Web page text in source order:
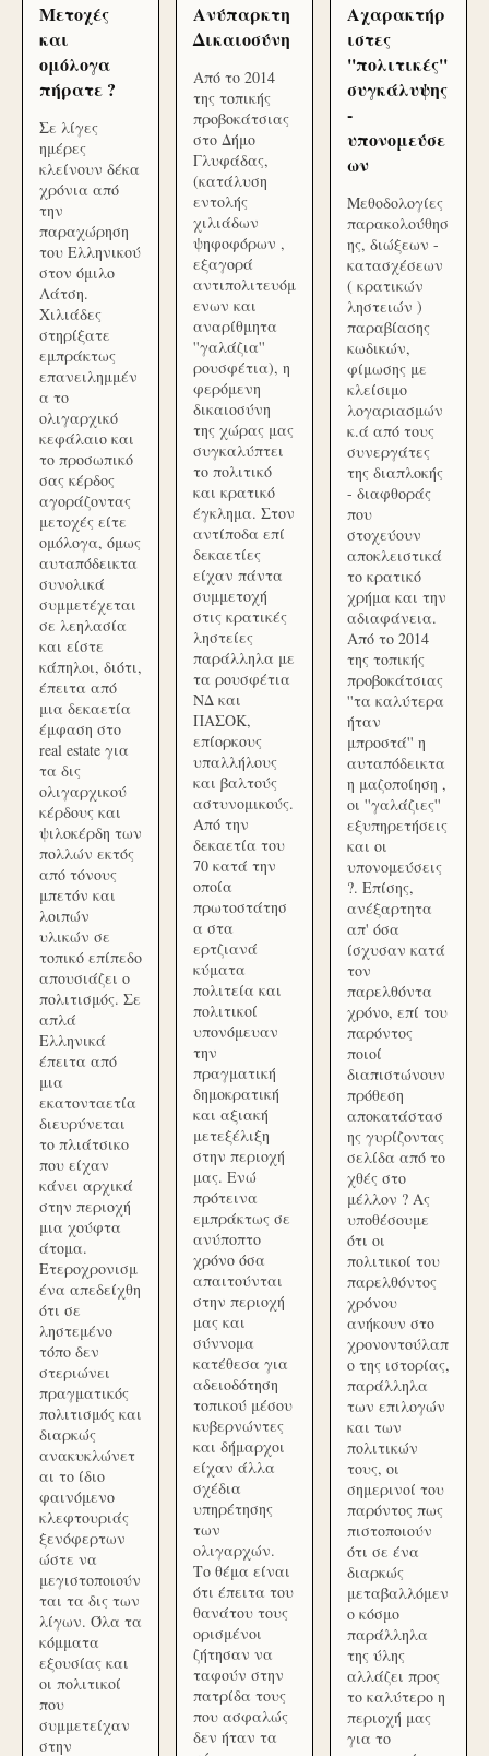
Μετοχές
και
ομόλογα
πήρατε ?
Σε λίγες
ημέρες
κλείνουν δέκα
χρόνια από
την
παραχώρηση
του Ελληνικού
στον όμιλο
Λάτση.
Χιλιάδες
στηρίξατε
εμπράκτως
επανειλημμέν
α το
ολιγαρχικό
κεφάλαιο και
το προσωπικό
σας κέρδος
αγοράζοντας
μετοχές είτε
ομόλογα, όμως
αυταπόδεικτα
συνολικά
συμμετέχεται
σε λεηλασία
και είστε
κάπηλοι, διότι,
έπειτα από
μια δεκαετία
έμφαση στο
real estate για
τα δις
ολιγαρχικού
κέρδους και
ψιλοκέρδη των
πολλών εκτός
από τόνους
μπετόν και
λοιπών
υλικών σε
τοπικό επίπεδο
απουσιάζει ο
πολιτισμός. Σε
απλά
Ελληνικά
έπειτα από
μια
εκατονταετία
διευρύνεται
το πλιάτσικο
που είχαν
κάνει αρχικά
στην περιοχή
μια χούφτα
άτομα.
Ετεροχρονισμ
ένα απεδείχθη
ότι σε
ληστεμένο
τόπο δεν
στεριώνει
πραγματικός
πολιτισμός και
διαρκώς
ανακυκλώνετ
αι το ίδιο
φαινόμενο
κλεφτουριάς
ξενόφερτων
ώστε να
μεγιστοποιούν
ται τα δις των
λίγων. Όλα τα
κόμματα
εξουσίας και
οι πολιτικοί
που
συμμετείχαν
στην
Ανύπαρκτη
Δικαιοσύνη
Από το 2014
της τοπικής
προβοκάτσιας
στο Δήμο
Γλυφάδας,
(κατάλυση
εντολής
χιλιάδων
ψηφοφόρων ,
εξαγορά
αντιπολιτευόμ
ενων και
αναρίθμητα
''γαλάζια''
ρουσφέτια), η
φερόμενη
δικαιοσύνη
της χώρας μας
συγκαλύπτει
το πολιτικό
και κρατικό
έγκλημα. Στον
αντίποδα επί
δεκαετίες
είχαν πάντα
συμμετοχή
στις κρατικές
ληστείες
παράλληλα με
τα ρουσφέτια
ΝΔ και
ΠΑΣΟΚ,
επίορκους
υπαλλήλους
και βαλτούς
αστυνομικούς.
Από την
δεκαετία του
70 κατά την
οποία
πρωτοστάτησ
α στα
ερτζιανά
κύματα
πολιτεία και
πολιτικοί
υπονόμευαν
την
πραγματική
δημοκρατική
και αξιακή
μετεξέλιξη
στην περιοχή
μας. Ενώ
πρότεινα
εμπράκτως σε
ανύποπτο
χρόνο όσα
απαιτούνται
στην περιοχή
μας και
σύννομα
κατέθεσα για
αδειοδότηση
τοπικού μέσου
κυβερνώντες
και δήμαρχοι
είχαν άλλα
σχέδια
υπηρέτησης
των
ολιγαρχών.
Το θέμα είναι
ότι έπειτα του
θανάτου τους
ορισμένοι
ζήτησαν να
ταφούν στην
πατρίδα τους
που ασφαλώς
δεν ήταν τα
Αχαρακτήρ
ιστες
''πολιτικές''
συγκάλυψης
-
υπονομεύσε
ων
Μεθοδολογίες
παρακολούθησ
ης, διώξεων -
κατασχέσεων
( κρατικών
ληστειών )
παραβίασης
κωδικών,
φίμωσης με
κλείσιμο
λογαριασμών
κ.ά από τους
συνεργάτες
της διαπλοκής
- διαφθοράς
που
στοχεύουν
αποκλειστικά
το κρατικό
χρήμα και την
αδιαφάνεια.
Από το 2014
της τοπικής
προβοκάτσιας
''τα καλύτερα
ήταν
μπροστά'' η
αυταπόδεικτα
η μαζοποίηση ,
οι ''γαλάζιες''
εξυπηρετήσεις
και οι
υπονομεύσεις
?. Επίσης,
ανέξαρτητα
απ' όσα
ίσχυσαν κατά
τον
παρελθόντα
χρόνο, επί του
παρόντος
ποιοί
διαπιστώνουν
πρόθεση
αποκατάστασ
ης γυρίζοντας
σελίδα από το
χθές στο
μέλλον ? Ας
υποθέσουμε
ότι οι
πολιτικοί του
παρελθόντος
χρόνου
ανήκουν στο
χρονοντούλαπ
ο της ιστορίας,
παράλληλα
των επιλογών
και των
πολιτικών
τους, οι
σημερινοί του
παρόντος πως
πιστοποιούν
ότι σε ένα
διαρκώς
μεταβαλλόμεν
ο κόσμο
παράλληλα
της ύλης
αλλάζει προς
το καλύτερο η
περιοχή μας
για το